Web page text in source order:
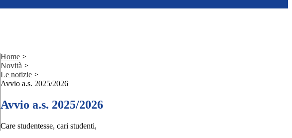
Home >
Novità >
Le notizie >
Avvio a.s. 2025/2026
Avvio a.s. 2025/2026
Care studentesse, cari studenti,